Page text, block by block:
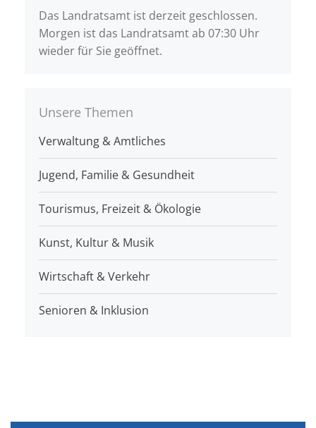
Das Landratsamt ist derzeit geschlossen.
Morgen ist das Landratsamt ab 07:30 Uhr
wieder für Sie geöffnet.
Unsere Themen
Verwaltung & Amtliches
Jugend, Familie & Gesundheit
Tourismus, Freizeit & Ökologie
Kunst, Kultur & Musik
Wirtschaft & Verkehr
Senioren & Inklusion